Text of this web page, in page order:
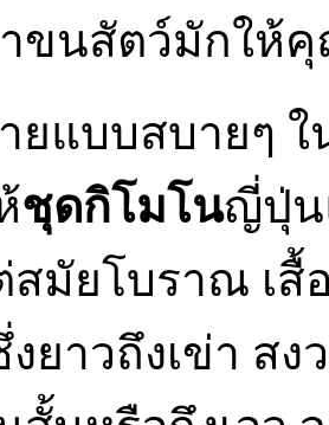
ขนสัตว์มักให้
ยแบบสบายๆ
ชุดกิโมโนญี่ปุ่น
สมัยโบราณ เ
งยาวถึงเข่า ส